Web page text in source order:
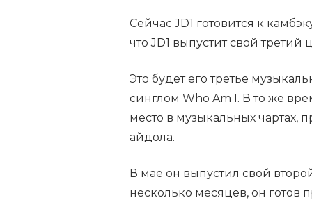
Сейчас JD1 готовится к
что JD1 выпустит свой
Это будет его третье
синглом Who Am I. В то же
место в музыкальных чартах,
айдола.
В мае он выпустил свой
несколько месяцев, он готов